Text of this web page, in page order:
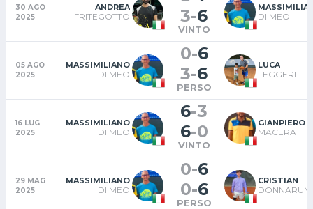
30 AGO
2025
ANDREA
FRITEGOTTO
3-6
VINTO
DI MEO
05 AGO
2025
MASSIMILIANO
DI MEO
0-6
3-6
PERSO
LUCA
LEGGERI
16 LUG
2025
MASSIMILIANO
DI MEO
6-3
6-0
VINTO
GIANPIERO
MACERA
29 MAG
2025
MASSIMILIANO
DI MEO
0-6
0-6
PERSO
CRISTIAN